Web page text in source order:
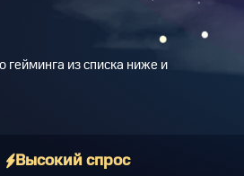
из списка ниже и
Высокий спрос